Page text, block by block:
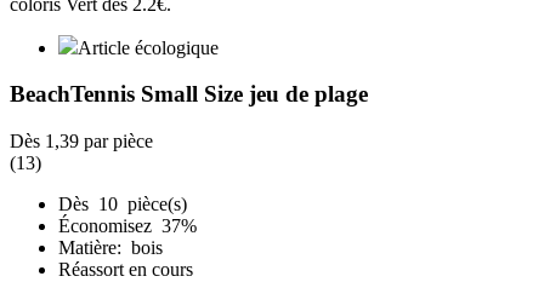
Article écologique
BeachTennis Small Size jeu de plage
Dès 1,39 par pièce
(13)
Dès 10 pièce(s)
Économisez 37%
Matière: bois
Réassort en cours